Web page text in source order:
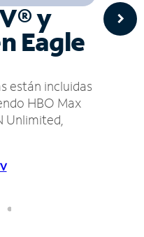
y
Eagle
están incluidas
HBO Max
Unlimited,